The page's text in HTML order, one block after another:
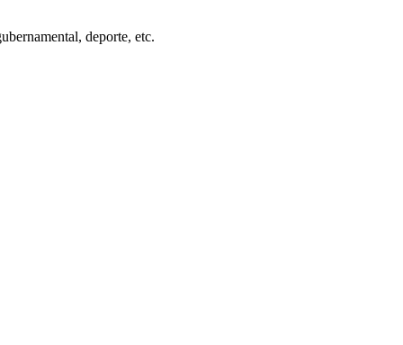
deporte, etc.